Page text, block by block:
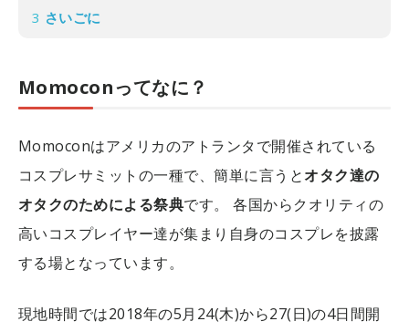
3 さいごに
Momoconってなに？
Momoconはアメリカのアトランタで開催されている
コスプレサミットの一種で、簡単に言うとオタク達の
オタクのためによる祭典です。
各国からクオリティの
高いコスプレイヤー達が集まり自身のコスプレを披露
する場となっています。
現地時間では2018年の5月24(木)から27(日)の4日間開